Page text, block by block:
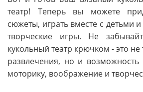
театр! Теперь вы можете
сюжеты, играть вместе с детьми
творческие игры. Не
кукольный театр крючком - это не
развлечения, но и возможность
моторику, воображение и